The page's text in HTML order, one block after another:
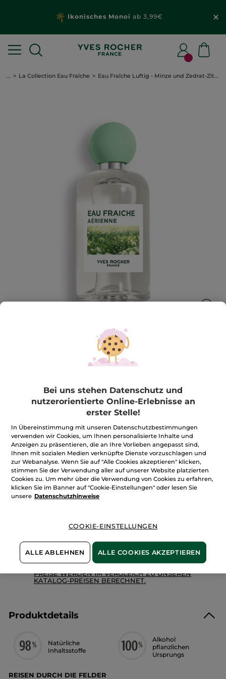
Ikonisches Monoi ab 3,99€
... La Collection Eau Fraîche Eau Fraîche Luftig - Minze und Zedrat-Zitrone
Eau Fraîche Luftig - Minze und Zedrat-
Lebhafte, grüne Frische
100 ml
★★★★★
★★★★★
4.4
von
Sternen.
Bewertungen
anzeigen.
Eau
Fraîche
Luftig
-
Minze
und
BEWERTUNG VERFASSEN
33,90€*
339,00€ / 1l
Benachrichtigt mich
100 % zufrieden oder Geld zurück
Preisangaben inkl. MwSt. und zzgl. Versandkosten in
Höhe von 3,99 €
PREISE WERDEN IM VERGLEICH ZU UNSEREN
KATALOG-PREISEN BERECHNET.
Produktdetails
Natürliche
Inhaltsstoffe
Alkohol
pflanzlichen
Ursprungs
REISEN DURCH DIE FELDER
Bei uns stehen Datenschutz und
nutzerorientierte Online-Erlebnisse an
erster Stelle!
In Übereinstimmung mit unseren Datenschutzbestimmungen
verwenden wir Cookies, um Ihnen personalisierte Inhalte und
Anzeigen zu präsentieren, die an Ihre Vorlieben angepasst sind,
Ihnen mit sozialen Medien verknüpfte Dienste vorzuschlagen und
zur Webanalyse. Wenn Sie auf "Alle Cookies akzeptieren" klicken,
stimmen Sie der Verwendung aller auf unserer Website platzierten
Cookies zu. Um mehr über die Verwendung von Cookies zu erfahren,
klicken Sie im Banner auf "Cookie-Einstellungen" oder lesen Sie
unsere Datenschutzhinweise
COOKIE-EINSTELLUNGEN
ALLE ABLEHNEN ALLE COOKIES AKZEPTIEREN